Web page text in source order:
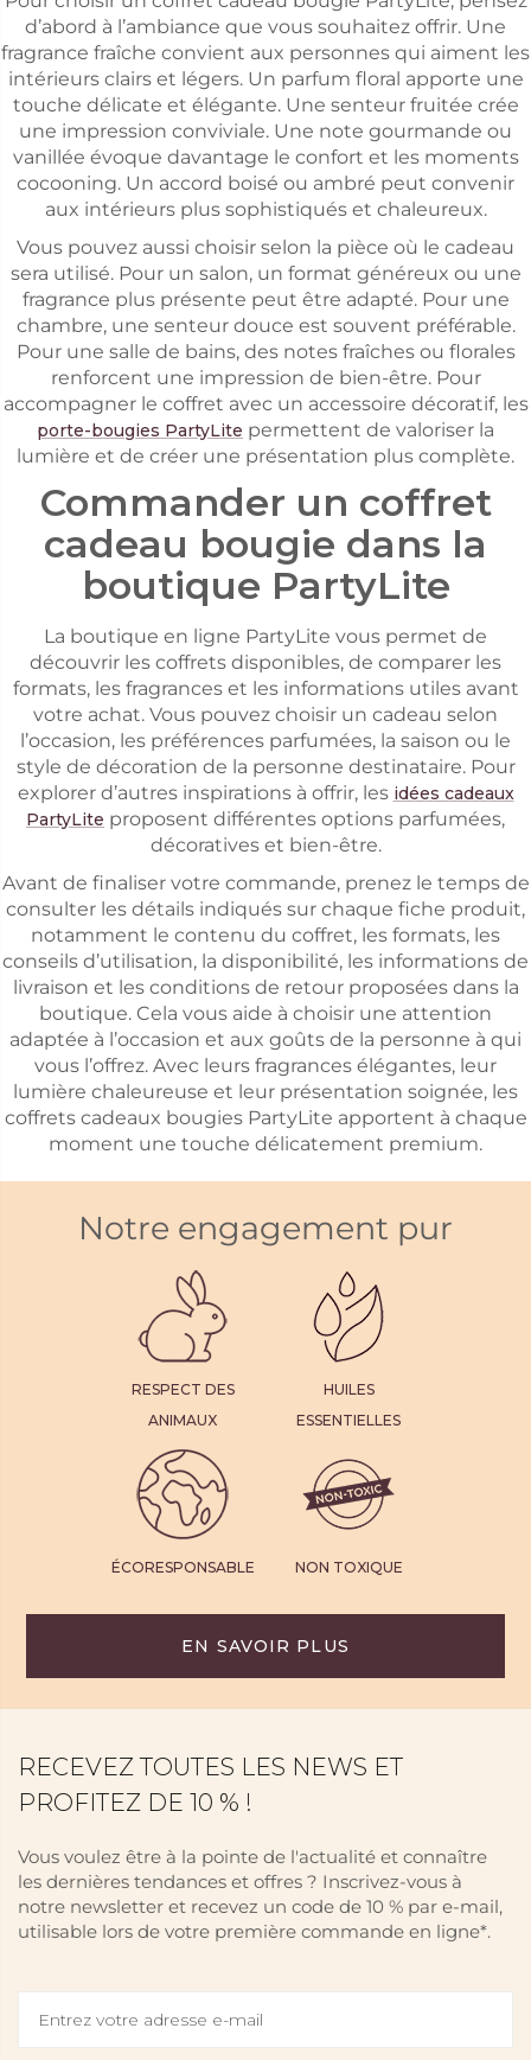
d’abord à l’ambiance que vous souhaitez offrir. Une
fragrance fraîche convient aux personnes qui aiment les
intérieurs clairs et légers. Un parfum floral apporte une
touche délicate et élégante. Une senteur fruitée crée
une impression conviviale. Une note gourmande ou
vanillée évoque davantage le confort et les moments
cocooning. Un accord boisé ou ambré peut convenir
aux intérieurs plus sophistiqués et chaleureux.
Vous pouvez aussi choisir selon la pièce où le cadeau
sera utilisé. Pour un salon, un format généreux ou une
fragrance plus présente peut être adapté. Pour une
chambre, une senteur douce est souvent préférable.
Pour une salle de bains, des notes fraîches ou florales
renforcent une impression de bien-être. Pour
accompagner le coffret avec un accessoire décoratif, les
porte-bougies PartyLite permettent de valoriser la
lumière et de créer une présentation plus complète.
Commander un coffret
cadeau bougie dans la
boutique PartyLite
La boutique en ligne PartyLite vous permet de
découvrir les coffrets disponibles, de comparer les
formats, les fragrances et les informations utiles avant
votre achat. Vous pouvez choisir un cadeau selon
l’occasion, les préférences parfumées, la saison ou le
style de décoration de la personne destinataire. Pour
explorer d’autres inspirations à offrir, les idées cadeaux
PartyLite proposent différentes options parfumées,
décoratives et bien-être.
Avant de finaliser votre commande, prenez le temps de
consulter les détails indiqués sur chaque fiche produit,
notamment le contenu du coffret, les formats, les
conseils d’utilisation, la disponibilité, les informations de
livraison et les conditions de retour proposées dans la
boutique. Cela vous aide à choisir une attention
adaptée à l’occasion et aux goûts de la personne à qui
vous l’offrez. Avec leurs fragrances élégantes, leur
lumière chaleureuse et leur présentation soignée, les
coffrets cadeaux bougies PartyLite apportent à chaque
moment une touche délicatement premium.
Notre engagement pur
RESPECT DES
ANIMAUX
HUILES
ESSENTIELLES
ÉCORESPONSABLE NON TOXIQUE
EN SAVOIR PLUS
RECEVEZ TOUTES LES NEWS ET
PROFITEZ DE 10 % !
Vous voulez être à la pointe de l'actualité et connaître
les dernières tendances et offres ? Inscrivez-vous à
notre newsletter et recevez un code de 10 % par e-mail,
utilisable lors de votre première commande en ligne*.